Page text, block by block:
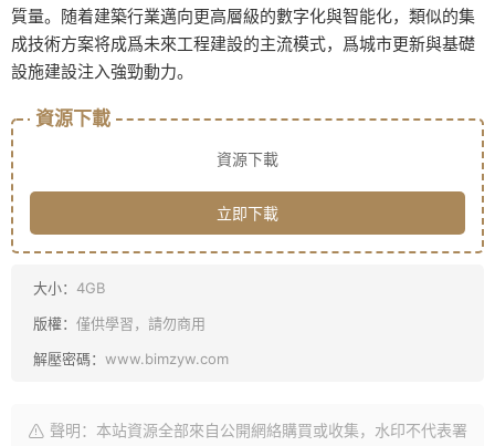
質量。随着建築行業邁向更高層級的數字化與智能化，類似的集
成技術方案将成爲未來工程建設的主流模式，爲城市更新與基礎
設施建設注入強勁動力。
資源下載
資源下載
立即下載
大小： 4GB
版權： 僅供學習，請勿商用
解壓密碼： www.bimzyw.com
聲明：本站資源全部來自公開網絡購買或收集，水印不代表署